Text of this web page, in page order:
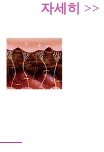
자세히 >>